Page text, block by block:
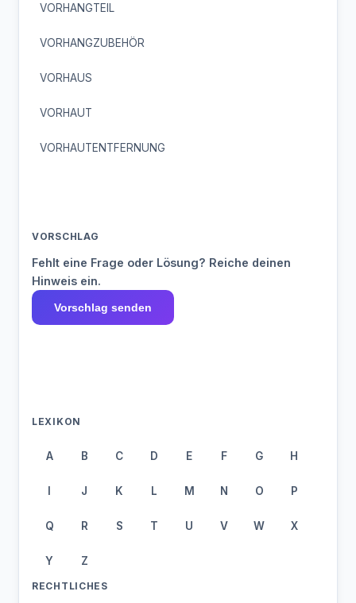
VORHANGTEIL
VORHANGZUBEHÖR
VORHAUS
VORHAUT
VORHAUTENTFERNUNG
VORSCHLAG
Fehlt eine Frage oder Lösung? Reiche deinen
Hinweis ein.
Vorschlag senden
LEXIKON
A B C D E F G H
I J K L M N O P
Q R S T U V W X
Y Z
RECHTLICHES